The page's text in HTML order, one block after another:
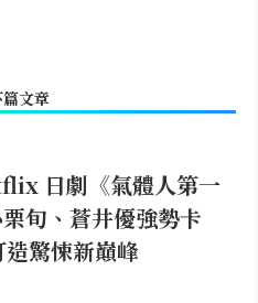
文章
日劇《氣體人第一
旬、蒼井優強勢卡
驚悚新巔峰